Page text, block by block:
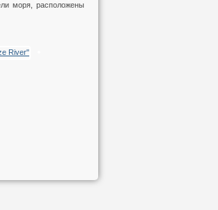
моря, расположены